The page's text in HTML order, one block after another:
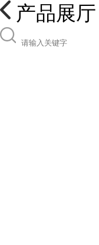
产品展厅